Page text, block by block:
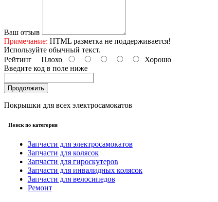
Ваш отзыв
Примечание: HTML разметка не поддерживается!
Используйте обычный текст.
Рейтинг Плохо
Хорошо
Введите код в поле ниже
Продолжить
Покрышки для всех электросамокатов
Поиск по категории
Запчасти для электросамокатов
Запчасти для колясок
Запчасти для гироскутеров
Запчасти для инвалидных колясок
Запчасти для велосипедов
Ремонт